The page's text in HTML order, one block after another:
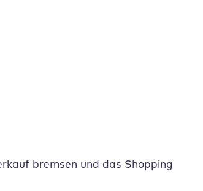
bremsen und das Shopping